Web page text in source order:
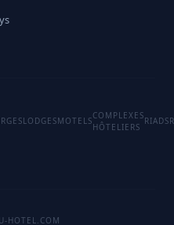
LODGESMOTELS
COMPLEXES
HÔTELIERS
RIADS
HOTEL.COM